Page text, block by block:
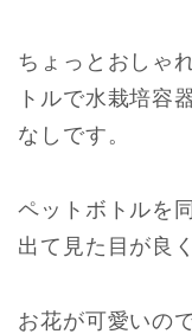
ちょっとおしゃ
トルで水栽培容
なしです。
ペットボトルを
出て見た目が良
お花が可愛いの